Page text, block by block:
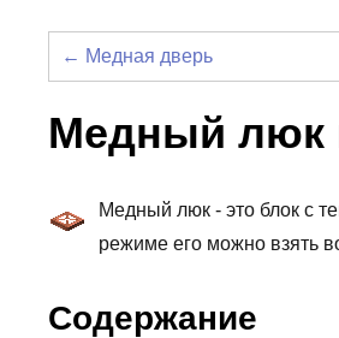
← Медная дверь
Медный люк
Медный люк - это блок с
режиме его можно взять
Содержание